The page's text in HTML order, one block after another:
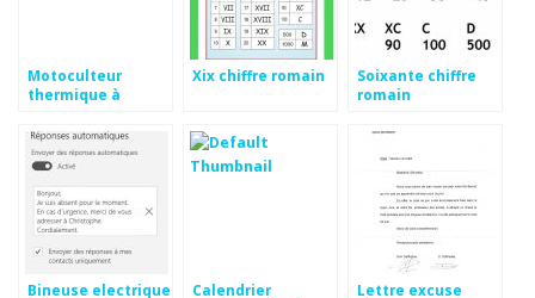
Motoculteur
thermique à
t450
Xix chiffre romain
Soixante chiffre
romain
Bineuse electrique
Calendrier
Lettre excuse